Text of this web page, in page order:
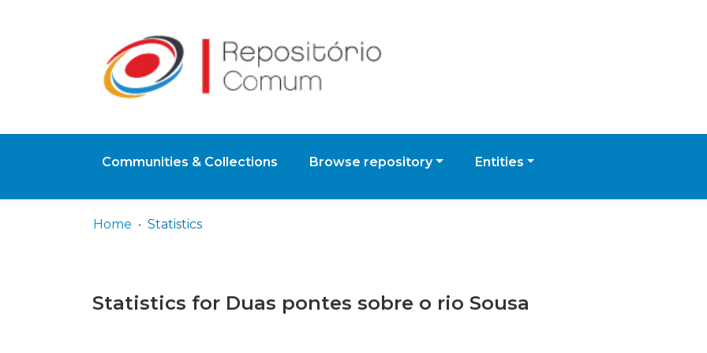
Communities & Collections Browse repository Entities
Home Statistics
Statistics for Duas pontes sobre o rio Sousa